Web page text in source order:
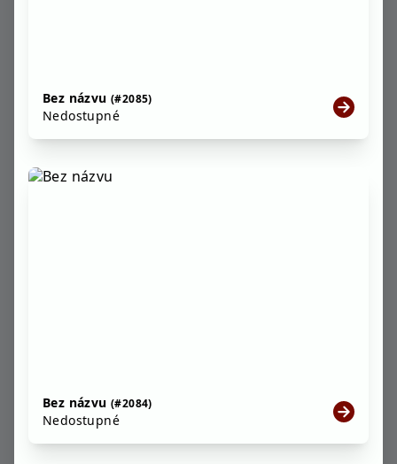
Bez názvu (#2085)
Nedostupné
Bez názvu (#2084)
Nedostupné